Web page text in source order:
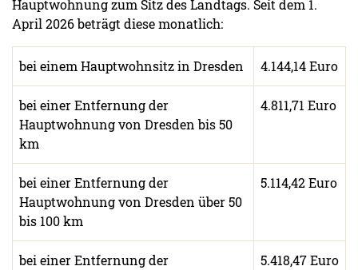
Hauptwohnung zum Sitz des Landtags. Seit dem 1.
April 2026 beträgt diese monatlich:
bei einem Hauptwohnsitz in Dresden 4.144,14 Euro
bei einer Entfernung der
Hauptwohnung von Dresden bis 50
km
4.811,71 Euro
bei einer Entfernung der
Hauptwohnung von Dresden über 50
bis 100 km
5.114,42 Euro
bei einer Entfernung der
5.418,47 Euro